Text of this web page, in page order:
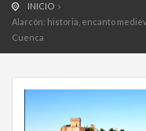
INICIO
Alarcón: historia, encanto
Cuenca